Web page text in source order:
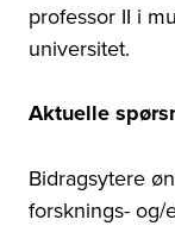
professor II i
universitet.
Aktuelle
Bidragsytere
forsknings-